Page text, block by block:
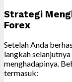
Strategi
Forex
Setelah Anda
langkah
menghadapinya.
termasuk: